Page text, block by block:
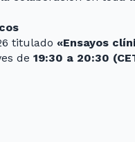
titulado «Ensayos
de 19:30 a 20:30